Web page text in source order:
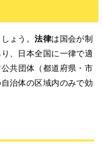
ょう。法律は国会が制
、日本全国に一律で適
共団体（都道府県・市
治体の区域内のみで効